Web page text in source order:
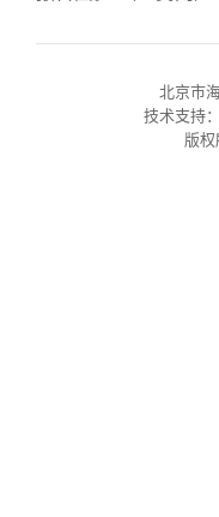
实
总
北京市
技术支持
版